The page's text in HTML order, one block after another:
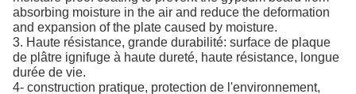
absorbing moisture in the air and reduce the deformation
and expansion of the plate caused by moisture.
3. Haute résistance, grande durabilité: surface de plaque
de plâtre ignifuge à haute dureté, haute résistance, longue
durée de vie.
4- construction pratique, protection de l'environnement,